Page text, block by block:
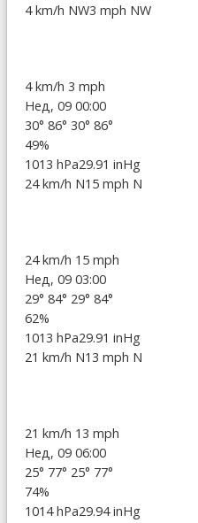
4 km/h NW3 mph NW
4 km/h 3 mph
Нед, 09 00:00
30° 86° 30° 86°
49%
1013 hPa29.91 inHg
24 km/h N15 mph N
24 km/h 15 mph
Нед, 09 03:00
29° 84° 29° 84°
62%
1013 hPa29.91 inHg
21 km/h N13 mph N
21 km/h 13 mph
Нед, 09 06:00
25° 77° 25° 77°
74%
1014 hPa29.94 inHg